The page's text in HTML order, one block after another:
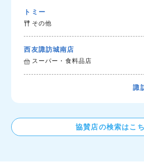
トミー
その他
西友諏訪城南店
スーパー・食料品店
諏
協賛店の検索はこ